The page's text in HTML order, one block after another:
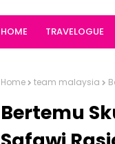
HOME TRAVELOGUE
Home team malaysia
Bertemu